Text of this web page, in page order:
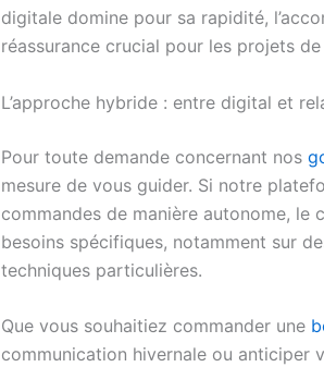
digitale domine pour sa rapidité,
réassurance crucial pour les projets
L’approche hybride : entre digital et
Pour toute demande concernant nos
mesure de vous guider. Si notre
commandes de manière autonome, le
besoins spécifiques, notamment sur
techniques particulières.
Que vous souhaitiez commander une
communication hivernale ou anticiper